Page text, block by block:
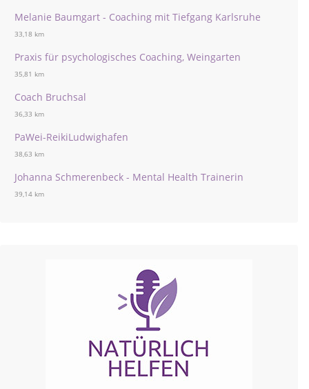
Melanie Baumgart - Coaching mit Tiefgang Karlsruhe
33,18 km
Praxis für psychologisches Coaching, Weingarten
35,81 km
Coach Bruchsal
36,33 km
PaWei-ReikiLudwighafen
38,63 km
Johanna Schmerenbeck - Mental Health Trainerin
39,14 km